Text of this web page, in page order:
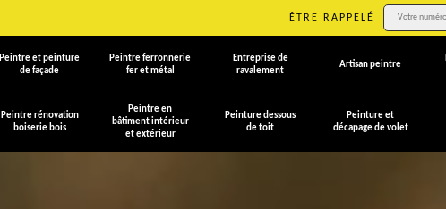
ÊTRE RAPPELÉ
Peintre et peinture
de façade
Peintre ferronnerie
fer et métal
Entreprise de
ravalement
Artisan peintre
Peintre rénovation
boiserie bois
Peintre en
bâtiment intérieur
et extérieur
Peinture dessous
de toit
Peinture et
décapage de volet